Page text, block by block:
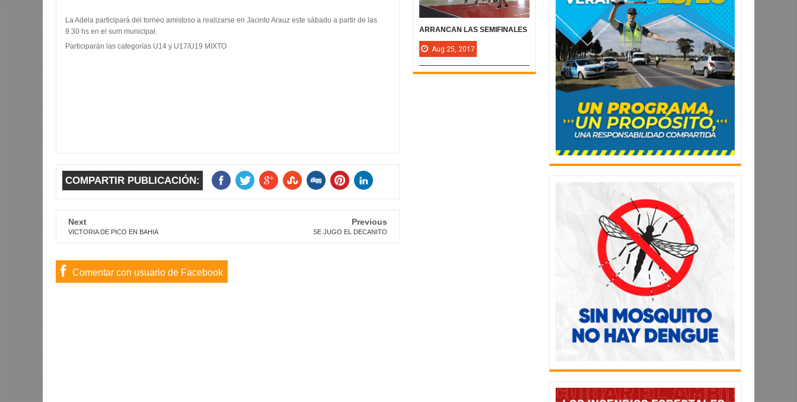
La Adela participará del torneo amistoso a realizarse en Jacinto Arauz este sábado a partir de las
9.30 hs en el sum municipal.
Participarán las categorías U14 y U17/U19 MIXTO
COMPARTIR PUBLICACIÓN:
Next
VICTORIA DE PICO EN BAHIA
Previous
SE JUGO EL DECANITO
Comentar con usuario de Facebook
ARRANCAN LAS SEMIFINALES
Aug 25, 2017